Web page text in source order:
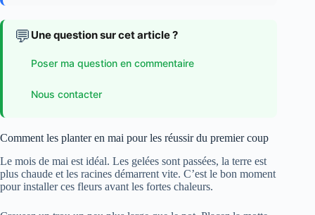
💬 Une question sur cet article ?
Poser ma question en commentaire
Nous contacter
Comment les planter en mai pour les réussir du premier coup
Le mois de mai est idéal. Les gelées sont passées, la terre est
plus chaude et les racines démarrent vite. C’est le bon moment
pour installer ces fleurs avant les fortes chaleurs.